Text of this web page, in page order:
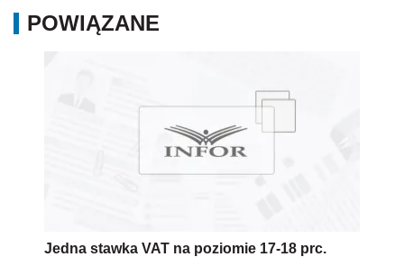
POWIĄZANE
Jedna stawka VAT na poziomie 17-18 prc.